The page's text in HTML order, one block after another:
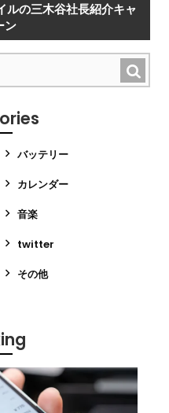
ルの三木谷社長紹介キャ
ン
バッテリー
カレンダー
音楽
twitter
その他